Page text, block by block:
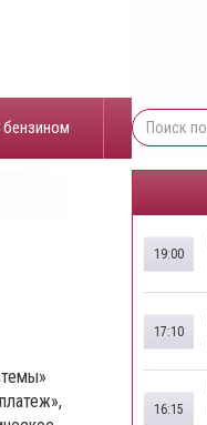
бензином
19:00
17:10
16:15